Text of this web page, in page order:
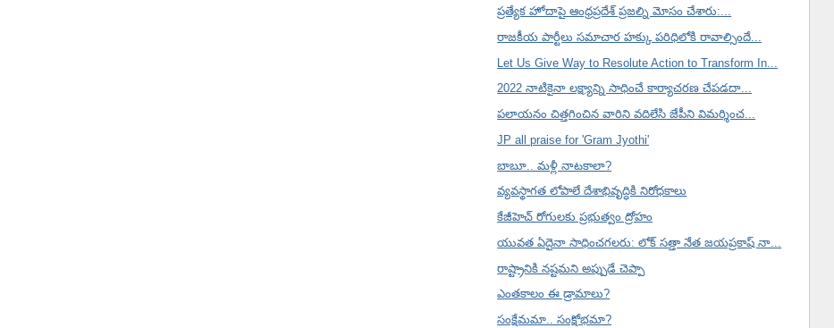
ప్రత్యేక హోదాపై ఆంధ్రప్రదేశ్ ప్రజల్ని మోసం చేశారు:...
రాజకీయ పార్టీలు సమాచార హక్కు పరిధిలోకి రావాల్సిందే...
Let Us Give Way to Resolute Action to Transform In...
2022 నాటికైనా లక్ష్యాన్ని సాధించే కార్యాచరణ చేపడదా...
పలాయనం చిత్తగించిన వారిని వదిలేసి జేపీని విమర్శించ...
JP all praise for 'Gram Jyothi'
బాబూ.. మళ్లీ నాటకాలా?
వ్యవస్థాగత లోపాలే దేశాభివృద్ధికి నిరోధకాలు
కేజీహెచ్ రోగులకు ప్రభుత్వం ద్రోహం
యువత ఏదైనా సాధించగలరు: లోక్ సత్తా నేత జయప్రకాష్ నా...
రాష్ట్రానికి నష్టమని అప్పుడే చెప్పా
ఎంతకాలం ఈ డ్రామాలు?
సంక్షేమమా.. సంక్షోభమా?